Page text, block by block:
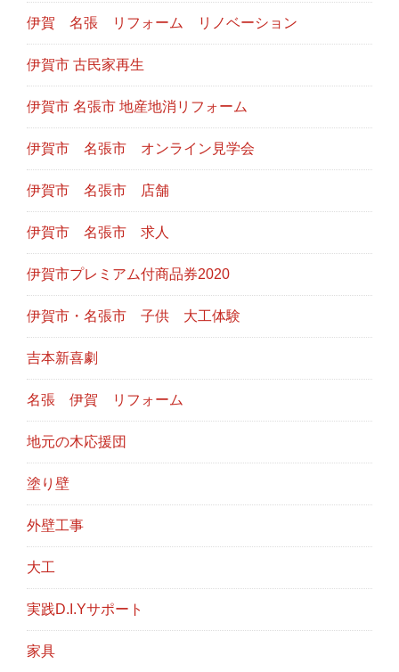
伊賀 名張 リフォーム リノベーション
伊賀市 古民家再生
伊賀市 名張市 地産地消リフォーム
伊賀市 名張市 オンライン見学会
伊賀市 名張市 店舗
伊賀市 名張市 求人
伊賀市プレミアム付商品券2020
伊賀市・名張市 子供 大工体験
吉本新喜劇
名張 伊賀 リフォーム
地元の木応援団
塗り壁
外壁工事
大工
実践D.I.Yサポート
家具